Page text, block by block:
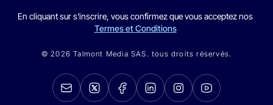
En cliquant sur s'inscrire, vous confirmez que vous acceptez nos
Termes et Conditions
© 2026 Talmont Media SAS. tous droits réservés.